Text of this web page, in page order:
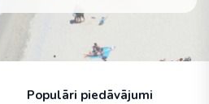
Populāri piedāvājumi